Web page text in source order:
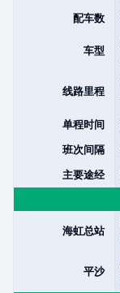
配车数
车型
线路里程
单程时间
班次间隔
主要途经
海虹总站
平沙